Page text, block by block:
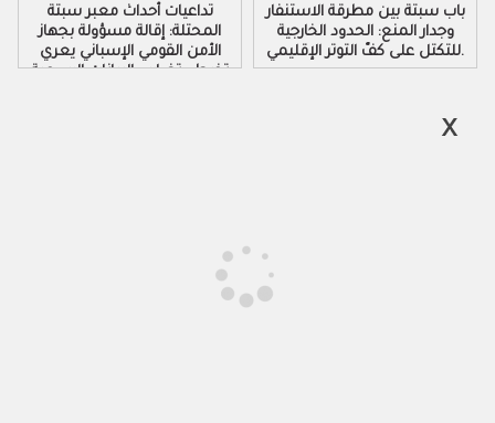
تداعيات أحداث معبر سبتة
المحتلة: إقالة مسؤولة بجهاز
الأمن القومي الإسباني يعري
تخبط وتضارب البيانات الرسمية
باب سبتة بين مطرقة الاستنفار
وجدار المنع: الحدود الخارجية
للتكتل على كفّ التوتر الإقليمي.